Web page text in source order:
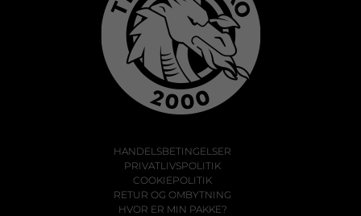
HANDELSBETINGELSER
PRIVATLIVSPOLITIK
COOKIEPOLITIK
RETUR OG OMBYTNING
HVOR ER MIN PAKKE?